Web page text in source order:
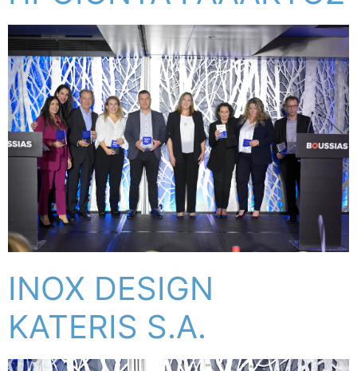
INOX DESIGN
KATERIS S.A.